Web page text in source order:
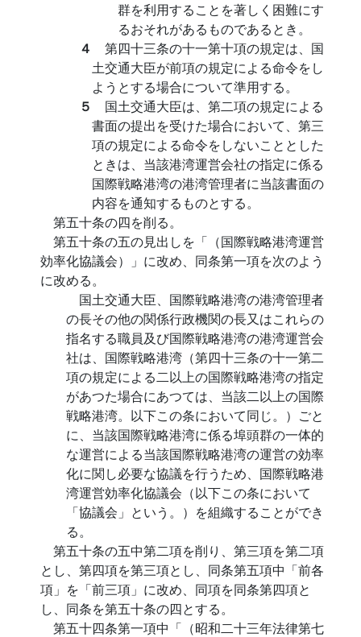
群を利用することを著しく困難にす
るおそれがあるものであるとき。
４ 第四十三条の十一第十項の規定は、国
土交通大臣が前項の規定による命令をし
ようとする場合について準用する。
５ 国土交通大臣は、第二項の規定による
書面の提出を受けた場合において、第三
項の規定による命令をしないこととした
ときは、当該港湾運営会社の指定に係る
国際戦略港湾の港湾管理者に当該書面の
内容を通知するものとする。
第五十条の四を削る。
第五十条の五の見出しを「（国際戦略港湾運営
効率化協議会）」に改め、同条第一項を次のよう
に改める。
国土交通大臣、国際戦略港湾の港湾管理者
の長その他の関係行政機関の長又はこれらの
指名する職員及び国際戦略港湾の港湾運営会
社は、国際戦略港湾（第四十三条の十一第二
項の規定による二以上の国際戦略港湾の指定
があつた場合にあつては、当該二以上の国際
戦略港湾。以下この条において同じ。）ごと
に、当該国際戦略港湾に係る埠頭群の一体的
な運営による当該国際戦略港湾の運営の効率
化に関し必要な協議を行うため、国際戦略港
湾運営効率化協議会（以下この条において
「協議会」という。）を組織することができ
る。
第五十条の五中第二項を削り、第三項を第二項
とし、第四項を第三項とし、同条第五項中「前各
項」を「前三項」に改め、同項を同条第四項と
し、同条を第五十条の四とする。
第五十四条第一項中「（昭和二十三年法律第七